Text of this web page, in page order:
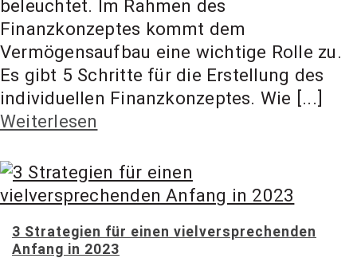
beleuchtet. Im Rahmen des
Finanzkonzeptes kommt dem
Vermögensaufbau eine wichtige Rolle zu.
Es gibt 5 Schritte für die Erstellung des
individuellen Finanzkonzeptes. Wie [...]
Weiterlesen
3 Strategien für einen vielversprechenden
Anfang in 2023